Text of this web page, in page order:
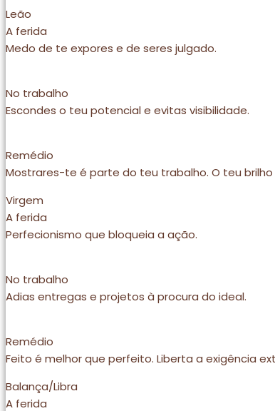
Leão
A ferida
Medo de te expores e de seres julgado.
No trabalho
Escondes o teu potencial e evitas visibilidade.
Remédio
Mostrares-te é parte do teu trabalho. O teu brilho
Virgem
A ferida
Perfecionismo que bloqueia a ação.
No trabalho
Adias entregas e projetos à procura do ideal.
Remédio
Feito é melhor que perfeito. Liberta a exigência
Balança/Libra
A ferida